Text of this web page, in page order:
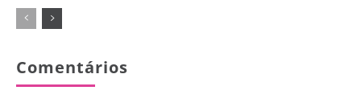
Comentários